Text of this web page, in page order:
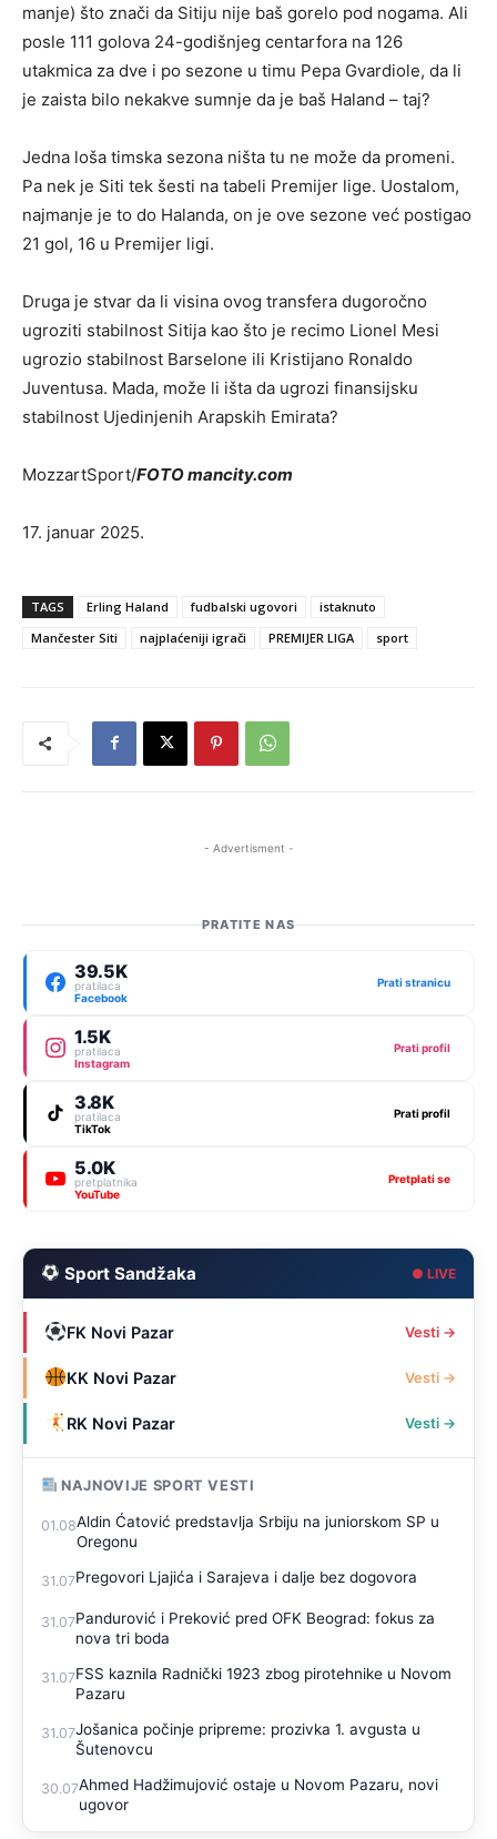
manje) što znači da Sitiju nije baš gorelo pod nogama. Ali
posle 111 golova 24-godišnjeg centarfora na 126
utakmica za dve i po sezone u timu Pepa Gvardiole, da li
je zaista bilo nekakve sumnje da je baš Haland – taj?
Jedna loša timska sezona ništa tu ne može da promeni.
Pa nek je Siti tek šesti na tabeli Premijer lige. Uostalom,
najmanje je to do Halanda, on je ove sezone već postigao
21 gol, 16 u Premijer ligi.
Druga je stvar da li visina ovog transfera dugoročno
ugroziti stabilnost Sitija kao što je recimo Lionel Mesi
ugrozio stabilnost Barselone ili Kristijano Ronaldo
Juventusa. Mada, može li išta da ugrozi finansijsku
stabilnost Ujedinjenih Arapskih Emirata?
MozzartSport/FOTO mancity.com
17. januar 2025.
TAGS Erling Haland fudbalski ugovori
istaknuto
Mančester Siti
najplaćeniji igrači PREMIJER LIGA sport
- Advertisment -
PRATITE NAS
39.5K
pratilaca
Facebook
Prati stranicu
1.5K
pratilaca
Instagram
Prati profil
3.8K
pratilaca
TikTok
Prati profil
5.0K
pretplatnika
YouTube
Pretplati se
Sport Sandžaka ● LIVE
FK Novi Pazar Vesti →
KK Novi Pazar Vesti →
RK Novi Pazar Vesti →
NAJNOVIJE SPORT VESTI
01.08Aldin Ćatović predstavlja Srbiju na juniorskom SP u
Oregonu
31.07Pregovori Ljajića i Sarajeva i dalje bez dogovora
31.07Pandurović i Preković pred OFK Beograd: fokus za
nova tri boda
31.07FSS kaznila Radnički 1923 zbog pirotehnike u Novom
Pazaru
31.07Jošanica počinje pripreme: prozivka 1. avgusta u
Šutenovcu
30.07Ahmed Hadžimujović ostaje u Novom Pazaru, novi
ugovor